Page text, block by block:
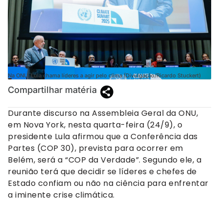
Na ONU, Lula chama líderes a agir pelo clima (Divulgação/Ricardo Stuckert)
Compartilhar matéria
Durante discurso na Assembleia Geral da ONU,
em Nova York, nesta quarta-feira (24/9), o
presidente Lula afirmou que a Conferência das
Partes (COP 30), prevista para ocorrer em
Belém, será a “COP da Verdade”. Segundo ele, a
reunião terá que decidir se líderes e chefes de
Estado confiam ou não na ciência para enfrentar
a iminente crise climática.